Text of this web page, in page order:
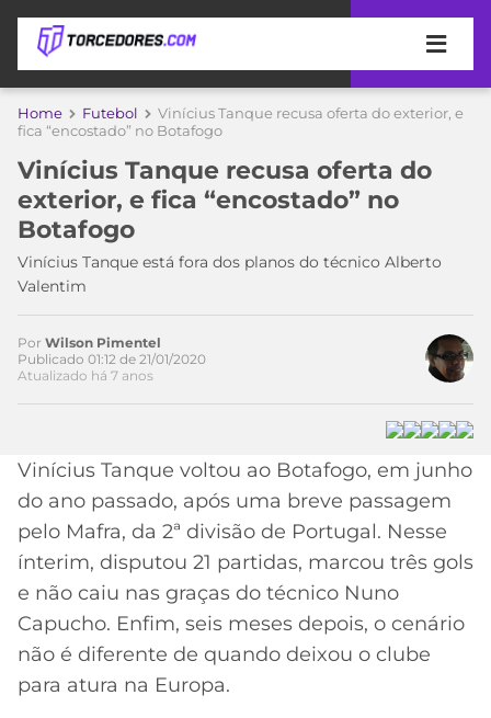
APOSTAS
DE
APOSTA
MELHORES
SITES
DE
APOSTAS
2026
BETBOOM
CÓDIGO
INDICAÇÃO
BET365
CÓDIGO
BETANO
COPA
DO
MUNDO
TIMES
MEU
TIME
PALMEIRAS
CORINTHIANS
SÃO
PAULO
CAMPEONATOS
SÉRIE
LIBERTADORES
COPA
DO
BRASIL
ESPORTIVA
MERCADO
DA
BOLA
PALPITES
Home Futebol
Vinícius Tanque recusa oferta do exterior, e
fica “encostado” no Botafogo
Vinícius Tanque recusa oferta do
exterior, e fica “encostado” no
Botafogo
Vinícius Tanque está fora dos planos do técnico Alberto
Valentim
Acesse o perfil do autor
no Twitter
Por Wilson Pimentel
Publicado 01:12 de 21/01/2020
Atualizado há 7 anos
Vinícius Tanque voltou ao Botafogo, em junho
do ano passado, após uma breve passagem
pelo Mafra, da 2ª divisão de Portugal. Nesse
ínterim, disputou 21 partidas, marcou três gols
e não caiu nas graças do técnico Nuno
Capucho. Enfim, seis meses depois, o cenário
não é diferente de quando deixou o clube
para atura na Europa.